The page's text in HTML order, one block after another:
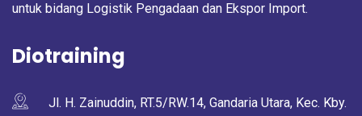
untuk bidang Logistik Pengadaan dan Ekspor Import.
Diotraining
Jl. H. Zainuddin, RT.5/RW.14, Gandaria Utara, Kec. Kby.